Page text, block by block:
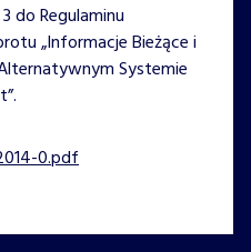
do Regulaminu
„Informacje Bieżące i
Systemie
0.pdf